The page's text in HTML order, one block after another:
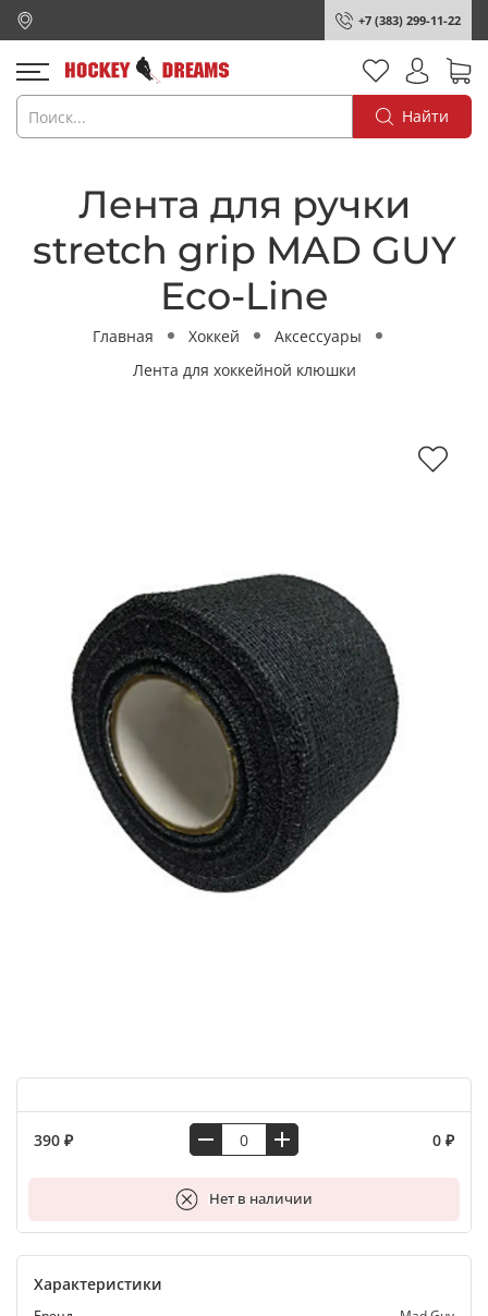
+7 (383) 299-11-22
Найти
Лента для ручки
stretch grip MAD GUY
Eco-Line
Главная Хоккей
Аксессуары
Лента для хоккейной клюшки
390 ₽ 0 ₽
Нет в наличии
В корзину
Характеристики